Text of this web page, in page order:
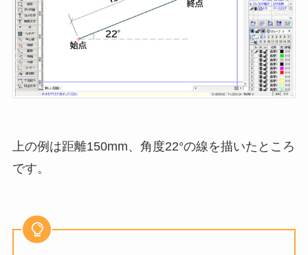
上の例は距離150mm、角度22°の線を描いたところ
です。